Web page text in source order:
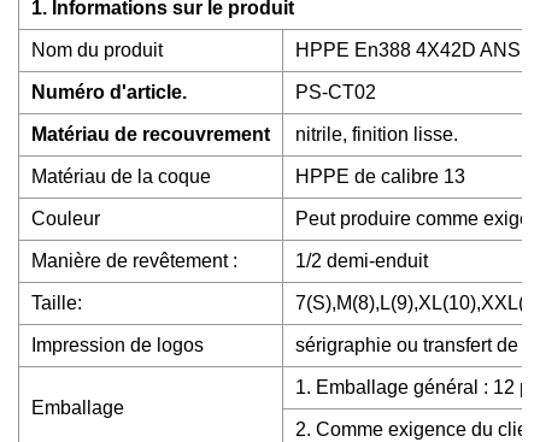
1. Informations sur le produit
Nom du produit HPPE En388 4X42D ANSI
Numéro d'article. PS-CT02
Matériau de recouvrement nitrile, finition lisse.
Matériau de la coque HPPE de calibre 13
Couleur Peut produire comme
Manière de revêtement : 1/2 demi-enduit
Taille:
Impression de logos sérigraphie ou transfert de
Emballage
1. Emballage général : 12
2. Comme exigence du